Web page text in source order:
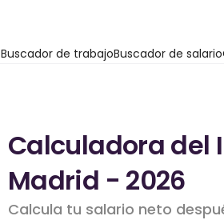
Buscador de trabajoBuscador de salario
Calculadora del
Madrid - 2026
Calcula tu salario neto